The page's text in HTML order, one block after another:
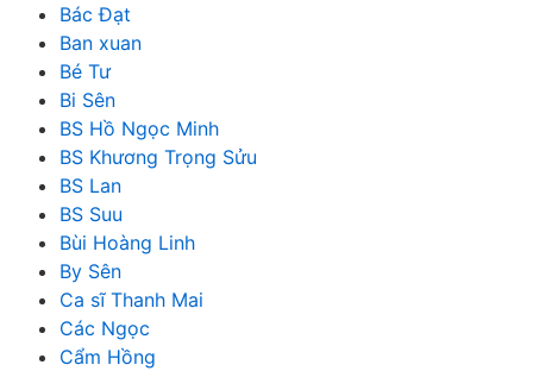
Bác Đạt
Ban xuan
Bé Tư
Bi Sên
BS Hồ Ngọc Minh
BS Khương Trọng Sửu
BS Lan
BS Suu
Bùi Hoàng Linh
By Sên
Ca sĩ Thanh Mai
Các Ngọc
Cẩm Hồng